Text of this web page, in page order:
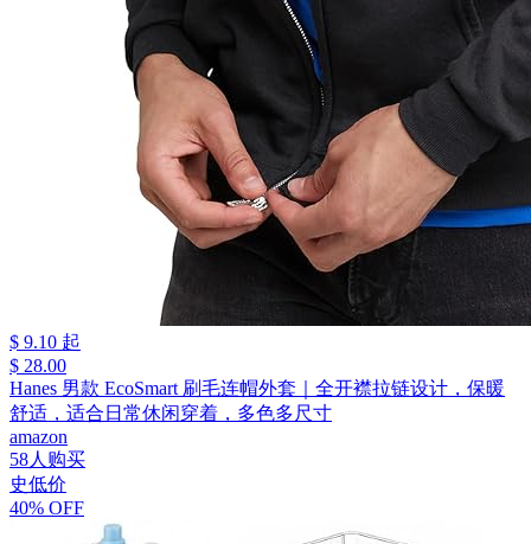
$ 9.10 起
$ 28.00
Hanes 男款 EcoSmart 刷毛连帽外套｜全开襟拉链设计，保暖
舒适，适合日常休闲穿着，多色多尺寸
amazon
58人购买
史低价
40% OFF